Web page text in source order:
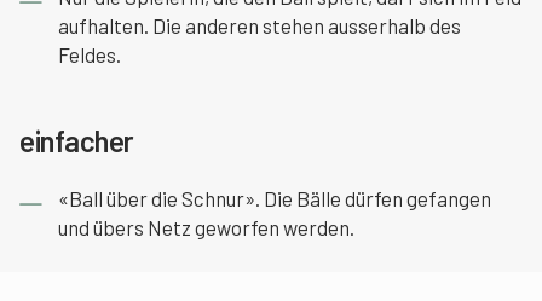
aufhalten. Die anderen stehen ausserhalb des
Feldes.
einfacher
«Ball über die Schnur». Die Bälle dürfen gefangen
und übers Netz geworfen werden.